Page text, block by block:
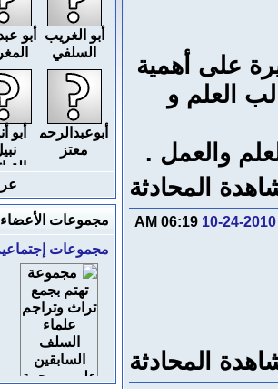
على أهمية
العلم و
والعمل .
المحادثة
10-24-2010
06:19 AM
المحادثة
أبو الغريب
السلفي
أبو
أبوعبدالرحمن
معتز
أبو
مجموعات الأعضاء
مجموعات